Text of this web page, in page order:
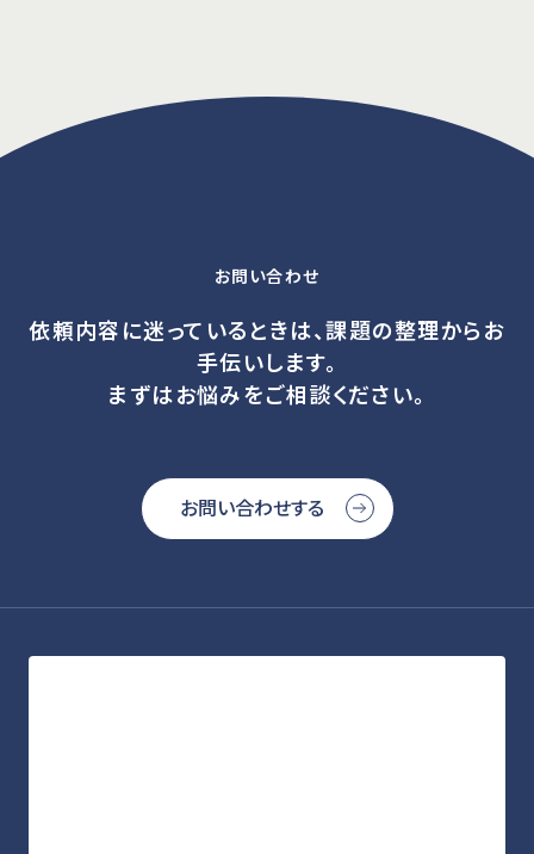
お問い合わせ
依頼内容に迷っているときは、課題の整理からお
手伝いします。
まずはお悩みをご相談ください。
お問い合わせする